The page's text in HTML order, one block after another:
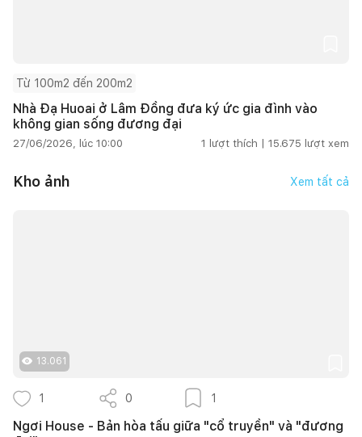
Từ 100m2 đến 200m2
Nhà Đạ Huoai ở Lâm Đồng đưa ký ức gia đình vào
không gian sống đương đại
27/06/2026, lúc 10:00 1 lượt thích | 15.675 lượt xem
Kho ảnh Xem tất cả
13.061
1 0 1
Ngơi House - Bản hòa tấu giữa "cổ truyền" và "đương